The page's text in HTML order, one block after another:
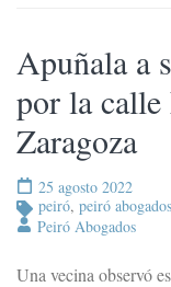
Apuñala a
por la calle
Zaragoza
25 agosto 2022
peiró, peiró abogados
Peiró Abogados
Una vecina observó